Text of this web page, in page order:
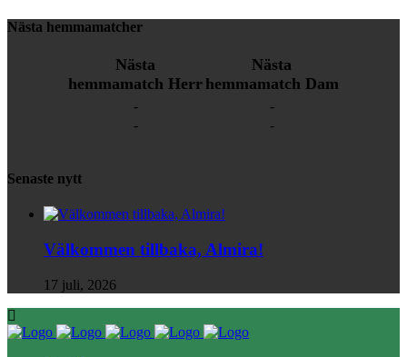
Nästa hemmamatcher
Nästa
hemmamatch Herr
-
-
Nästa
hemmamatch Dam
-
-
Senaste nytt
Välkommen tillbaka, Almira!
17 juli, 2026